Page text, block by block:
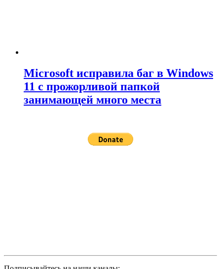
Microsoft исправила баг в Windows
11 с прожорливой папкой
занимающей много места